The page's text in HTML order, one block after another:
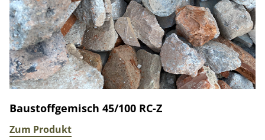
Baustoffgemisch 45/100 RC-Z
Zum Produkt